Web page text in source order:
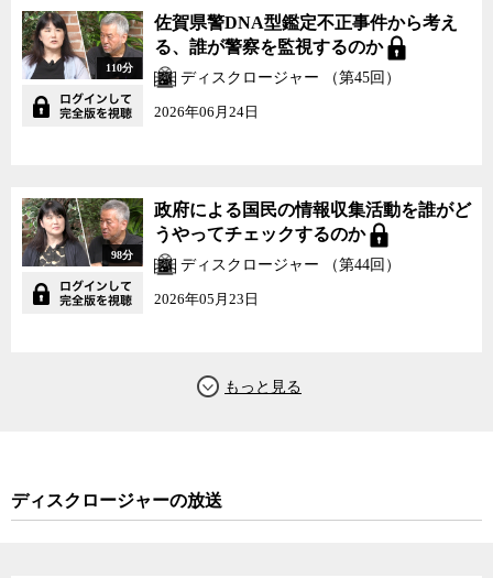
ムを停止させる選択をした。結果的に2002年に始まった行政の第一
次デジタル化は2013年には事実上頓挫してしまった。現時点で行政
機関でデジタルシステムを採用しているのは事業目的の利用が多い
国交省と厚労省に加えて宮内庁、内閣法制局だけだ。
デジタル化については、行政情報のデジタル化もまだそのような
体たらくだが、政治情報のデジタル化にいたっては、さらに目を覆
いたくなるような状態が今も続いている。例えば、政党助成金や選
挙運動費用の報告書などは公開されているが、「閲覧」しか許され
閲覧する場合も、わざわざ印刷やダウンロードができない設定にな
っている。公開情報であるにもかかわらず、データのコピーもダウ
社会のデジタル化が声高に叫ばれるが、事ほど左様に行政や政治
情報のデジタル化、そしてそのオープン化はお寒い状態のままだ。
110分
佐賀県警DNA型鑑定不正事件から考え
る、誰が警察を監視するのか
ディスクロージャー （第45回）
2026年06月24日
98分
政府による国民の情報収集活動を誰がど
うやってチェックするのか
ディスクロージャー （第44回）
2026年05月23日
ディスクロージャーの放送